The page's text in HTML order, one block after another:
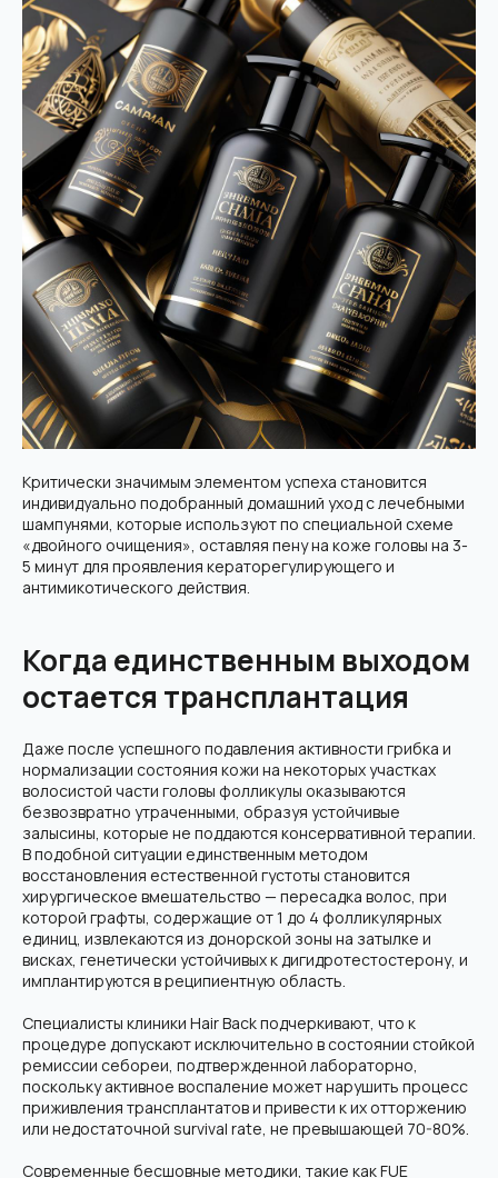
Критически значимым элементом успеха становится
индивидуально подобранный домашний уход с лечебными
шампунями, которые используют по специальной схеме
«двойного очищения», оставляя пену на коже головы на 3-
5 минут для проявления кераторегулирующего и
антимикотического действия.
Когда единственным выходом
остается трансплантация
Даже после успешного подавления активности грибка и
нормализации состояния кожи на некоторых участках
волосистой части головы фолликулы оказываются
безвозвратно утраченными, образуя устойчивые
залысины, которые не поддаются консервативной терапии.
В подобной ситуации единственным методом
восстановления естественной густоты становится
хирургическое вмешательство — пересадка волос, при
которой графты, содержащие от 1 до 4 фолликулярных
единиц, извлекаются из донорской зоны на затылке и
висках, генетически устойчивых к дигидротестостерону, и
имплантируются в реципиентную область.
Специалисты клиники Hair Back подчеркивают, что к
процедуре допускают исключительно в состоянии стойкой
ремиссии себореи, подтвержденной лабораторно,
поскольку активное воспаление может нарушить процесс
приживления трансплантатов и привести к их отторжению
или недостаточной survival rate, не превышающей 70-80%.
Современные бесшовные методики, такие как FUE